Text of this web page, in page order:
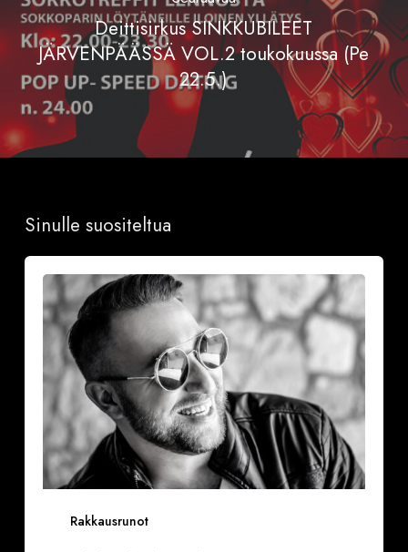
Deittisirkus SINKKUBILEET
JÄRVENPÄÄSSÄ VOL.2 toukokuussa (Pe
22.5.)
Sinulle suositeltua
Rakkausrunot
iloa